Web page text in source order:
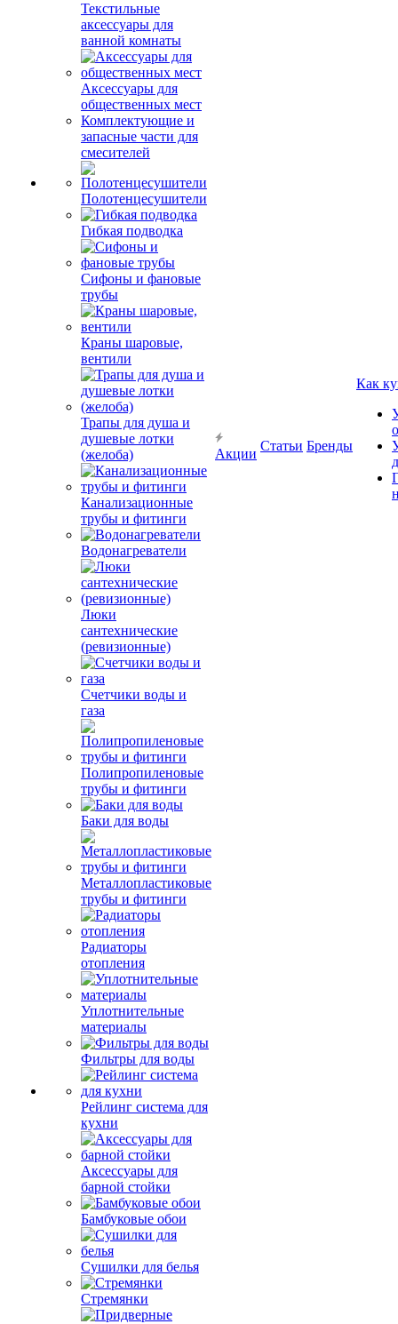
Текстильные
аксессуары для
ванной комнаты
Аксессуары для
общественных мест
Комплектующие и
запасные части для
смесителей
Полотенцесушители
Гибкая подводка
Сифоны и фановые
трубы
Краны шаровые,
вентили
Трапы для душа и
душевые лотки
(желоба)
Канализационные
трубы и фитинги
Водонагреватели
Люки
сантехнические
(ревизионные)
Счетчики воды и
газа
Полипропиленовые
трубы и фитинги
Баки для воды
Металлопластиковые
трубы и фитинги
Радиаторы
отопления
Уплотнительные
материалы
Фильтры для воды
Рейлинг система для
кухни
Аксессуары для
барной стойки
Бамбуковые обои
Сушилки для белья
Стремянки
Акции
Статьи Бренды
Как